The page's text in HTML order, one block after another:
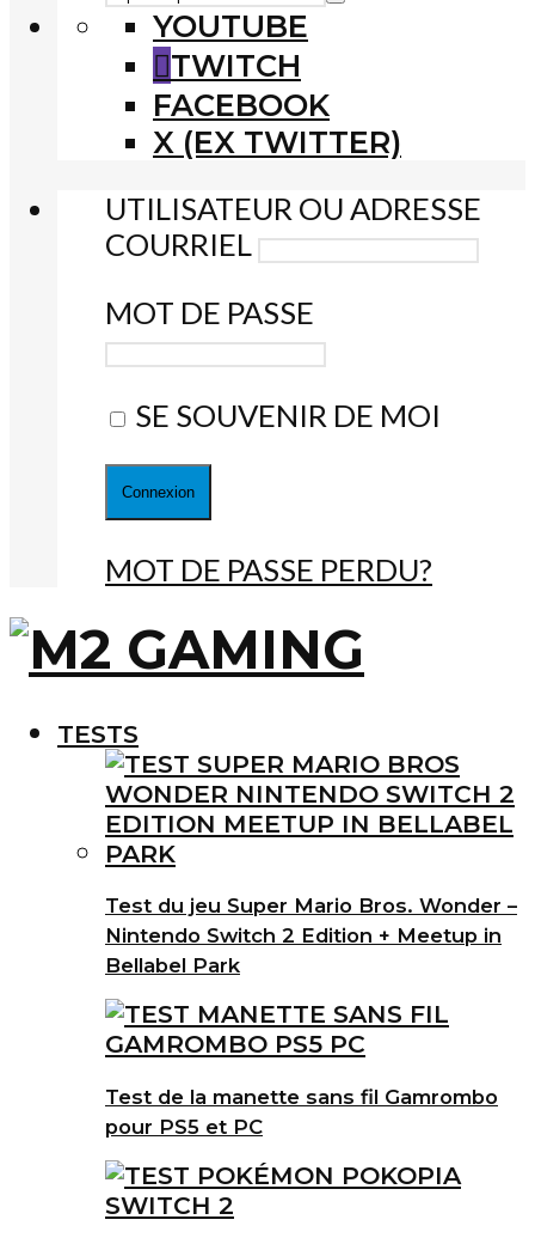
YOUTUBE
TWITCH
FACEBOOK
X (EX TWITTER)
UTILISATEUR OU ADRESSE
COURRIEL
MOT DE PASSE
SE SOUVENIR DE MOI
MOT DE PASSE PERDU?
TESTS
Test du jeu Super Mario Bros. Wonder –
Nintendo Switch 2 Edition + Meetup in
Bellabel Park
Test de la manette sans fil Gamrombo
pour PS5 et PC